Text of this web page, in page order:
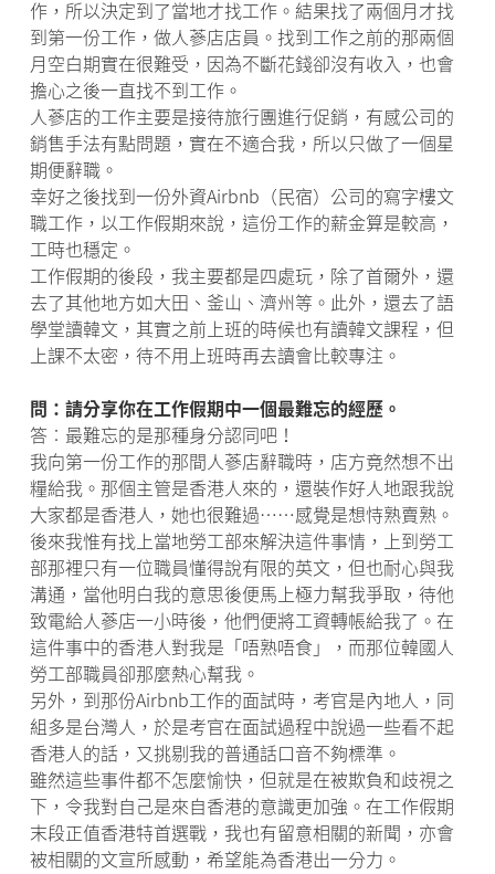
作，所以決定到了當地才找工作。結果找了兩個月才找
到第一份工作，做人蔘店店員。找到工作之前的那兩個
月空白期實在很難受，因為不斷花錢卻沒有收入，也會
擔心之後一直找不到工作。
人蔘店的工作主要是接待旅行團進行促銷，有感公司的
銷售手法有點問題，實在不適合我，所以只做了一個星
期便辭職。
幸好之後找到一份外資Airbnb（民宿）公司的寫字樓文
職工作，以工作假期來說，這份工作的薪金算是較高，
工時也穩定。
工作假期的後段，我主要都是四處玩，除了首爾外，還
去了其他地方如大田、釜山、濟州等。此外，還去了語
學堂讀韓文，其實之前上班的時候也有讀韓文課程，但
上課不太密，待不用上班時再去讀會比較專注。
問：請分享你在工作假期中一個最難忘的經歷。
答︰最難忘的是那種身分認同吧！
我向第一份工作的那間人蔘店辭職時，店方竟然想不出
糧給我。那個主管是香港人來的，還裝作好人地跟我說
大家都是香港人，她也很難過……感覺是想恃熟賣熟。
後來我惟有找上當地勞工部來解決這件事情，上到勞工
部那裡只有一位職員懂得說有限的英文，但也耐心與我
溝通，當他明白我的意思後便馬上極力幫我爭取，待他
致電給人蔘店一小時後，他們便將工資轉帳給我了。在
這件事中的香港人對我是「唔熟唔食」，而那位韓國人
勞工部職員卻那麼熱心幫我。
另外，到那份Airbnb工作的面試時，考官是內地人，同
組多是台灣人，於是考官在面試過程中說過一些看不起
香港人的話，又挑剔我的普通話口音不夠標準。
雖然這些事件都不怎麼愉快，但就是在被欺負和歧視之
下，令我對自己是來自香港的意識更加強。在工作假期
末段正值香港特首選戰，我也有留意相關的新聞，亦會
被相關的文宣所感動，希望能為香港出一分力。